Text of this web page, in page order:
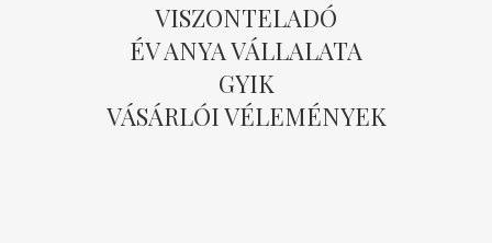
VISZONTELADÓ
ÉV ANYA VÁLLALATA
GYIK
VÁSÁRLÓI VÉLEMÉNYEK